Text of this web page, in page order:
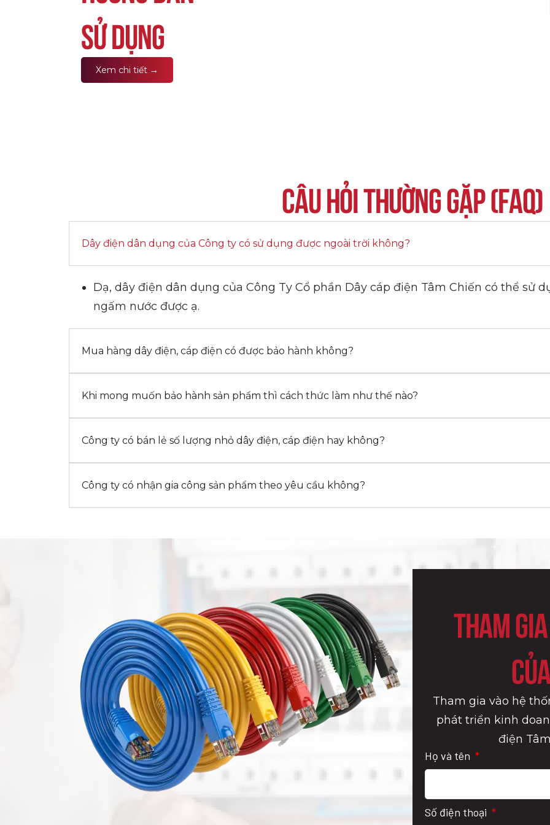
sử dụng
Xem chi tiết →
Câu hỏi thường gặp (FAQ)
Dây điện dân dụng của Công ty có sử dụng được ngoài trời không?
Dạ, dây điện dân dụng của Công Ty Cổ phần Dây cáp điện Tâm Chiến có thể sử
ngấm nước được ạ.
Mua hàng dây điện, cáp điện có được bảo hành không?
Khi mong muốn bảo hành sản phẩm thì cách thức làm như thế nào?
Công ty có bán lẻ số lượng nhỏ dây điện, cáp điện hay không?
Công ty có nhận gia công sản phẩm theo yêu cầu không?
Tham
Tham gia vào hệ
phát triển kinh
điện
Họ và tên
Số điện thoại